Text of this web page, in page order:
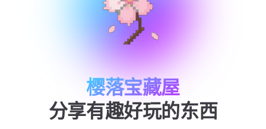
樱落宝藏屋
分享有趣好玩的东西